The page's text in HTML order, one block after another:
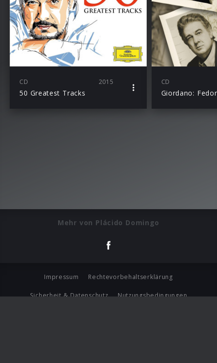
CD 2015
50 Greatest Tracks
CD
Giordano:
Mehr von Plácido Domingo
Impressum Rechtevorbehaltserklärung
Sicherheit & Datenschutz Nutzungsbedingungen